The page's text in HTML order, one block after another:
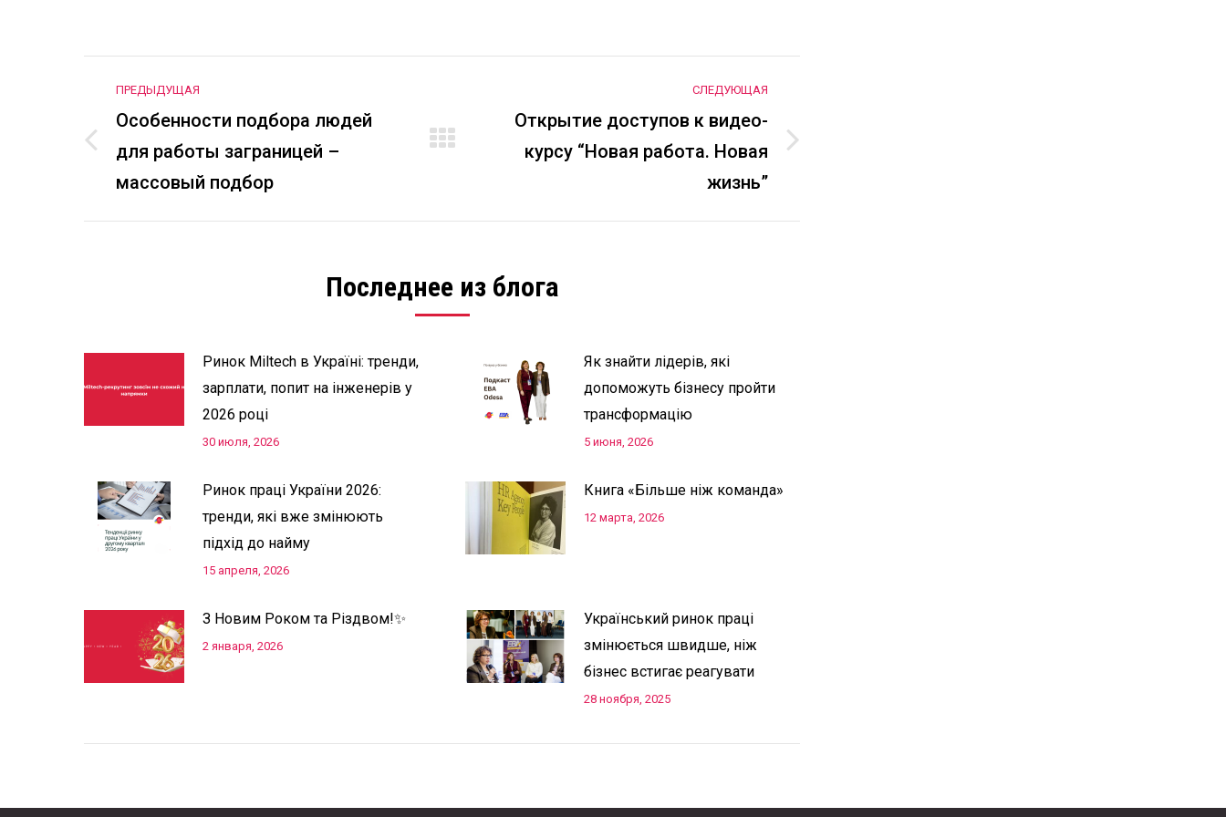
Навигация
по
записям
ПРЕДЫДУЩАЯ
Предыдущая
запись:
Особенности подбора людей
для работы заграницей –
массовый подбор
СЛЕДУЮЩАЯ
Следующая
Открытие доступов к видео-
курсу “Новая работа. Новая
жизнь”
Последнее из блога
Ринок Miltech в Україні: тренди,
зарплати, попит на інженерів у
2026 році
30 июля, 2026
Як знайти лідерів, які
допоможуть бізнесу пройти
трансформацію
5 июня, 2026
Ринок праці України 2026:
тренди, які вже змінюють
підхід до найму
15 апреля, 2026
Книга «Більше ніж команда»
12 марта, 2026
З Новим Роком та Різдвом!✨
2 января, 2026
Український ринок праці
змінюється швидше, ніж
бізнес встигає реагувати
28 ноября, 2025